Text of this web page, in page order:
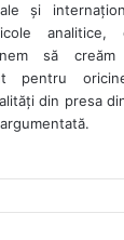
şi
analitice,
să
pentru
din presa